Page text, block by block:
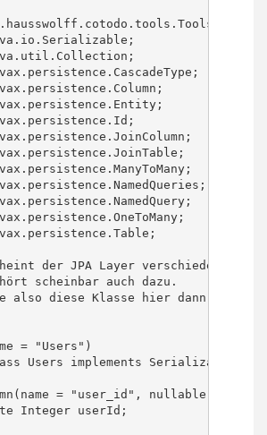
der JPA Layer verschiedene
scheinbar auch dazu.
also diese Klasse hier dann Users
= "Users")
Users implements Serializable {
= "user_id", nullable =
Integer userId;